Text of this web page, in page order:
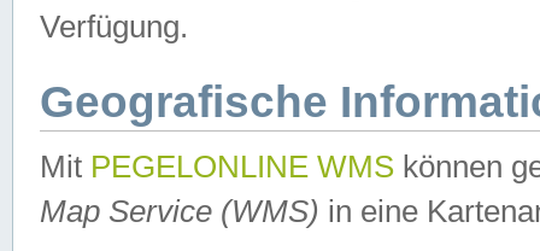
Verfügung.
Geografische
Mit PEGELONLINE WMS können
Map Service (WMS) in eine